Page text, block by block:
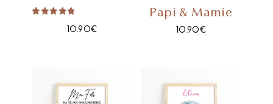
10.90€
Papi & Mamie
10.90€